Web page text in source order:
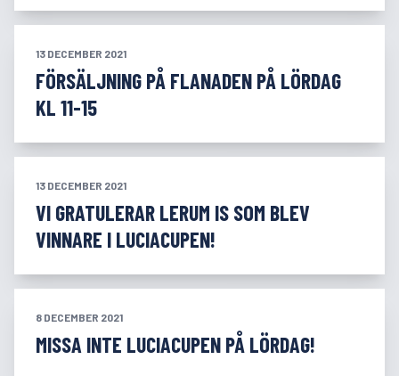
13 DECEMBER 2021
FÖRSÄLJNING PÅ FLANADEN PÅ LÖRDAG
KL 11-15
13 DECEMBER 2021
VI GRATULERAR LERUM IS SOM BLEV
VINNARE I LUCIACUPEN!
8 DECEMBER 2021
MISSA INTE LUCIACUPEN PÅ LÖRDAG!